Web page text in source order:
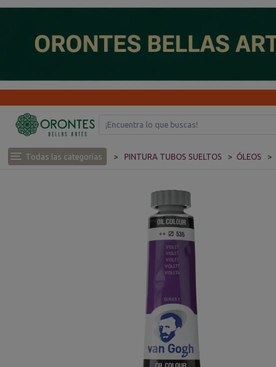
Todas las categorías PINTURA TUBOS SUELTOS ÓLEOS